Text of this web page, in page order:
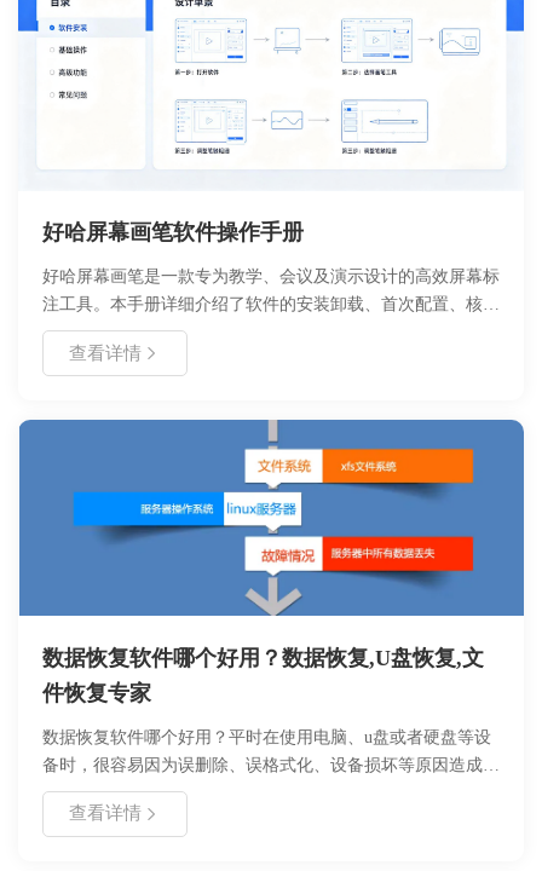
好哈屏幕画笔软件操作手册
好哈屏幕画笔是一款专为教学、会议及演示设计的高效屏幕标
注工具。本手册详细介绍了软件的安装卸载、首次配置、核心
功能及使用教程。用户可通过该软件实现自由绘图、形状标
注、文字添加等操作，支持快捷键快速唤出，兼容主流
在帮助用户快速上手，提升演示与协作效率。
查看详情
数据恢复软件哪个好用？数据恢复,U盘恢复,文
件恢复专家
数据恢复软件哪个好用？平时在使用电脑、u盘或者硬盘等设
备时，很容易因为误删除、误格式化、设备损坏等原因造成数
据丢失，这时候我们首先想到的就是利用数据恢复软件解决问
题，目前市面上的数据恢复软件也很多，那好用的又有哪些
查看详情